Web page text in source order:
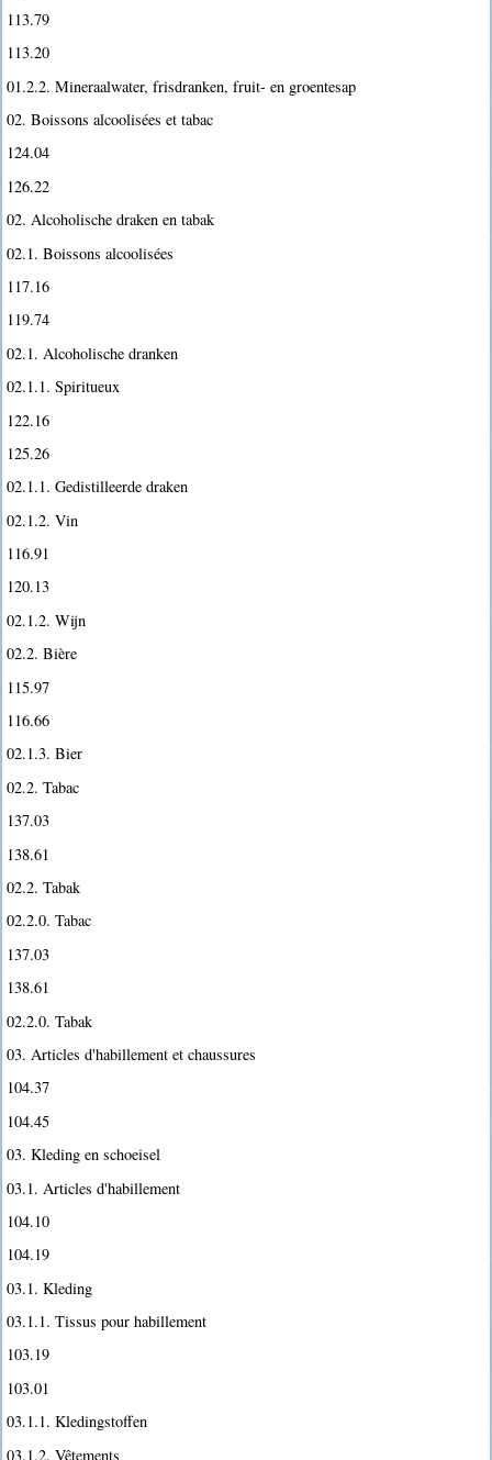
113.79
113.20
01.2.2. Mineraalwater, frisdranken, fruit- en groentesap
02. Boissons alcoolisées et tabac
124.04
126.22
02. Alcoholische draken en tabak
02.1. Boissons alcoolisées
117.16
119.74
02.1. Alcoholische dranken
02.1.1. Spiritueux
122.16
125.26
02.1.1. Gedistilleerde draken
02.1.2. Vin
116.91
120.13
02.1.2. Wijn
02.2. Bière
115.97
116.66
02.1.3. Bier
02.2. Tabac
137.03
138.61
02.2. Tabak
02.2.0. Tabac
137.03
138.61
02.2.0. Tabak
03. Articles d'habillement et chaussures
104.37
104.45
03. Kleding en schoeisel
03.1. Articles d'habillement
104.10
104.19
03.1. Kleding
03.1.1. Tissus pour habillement
103.19
103.01
03.1.1. Kledingstoffen
03.1.2. Vêtements